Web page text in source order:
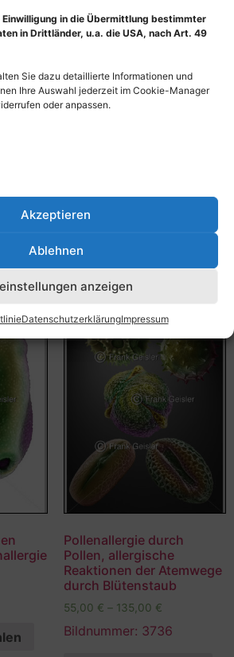
in die Übermittlung bestimmter
in Drittländer, u.a. die USA, nach Art. 49
Sie dazu detaillierte Informationen und
Ihre Auswahl jederzeit im Cookie-Manager
oder anpassen.
Akzeptieren
Ablehnen
anzeigen
DatenschutzerklärungImpressum
Bildnummer: 3910
Ausführung wählen
Pollenallergie durch
Pollen, allergische
Reaktionen der Atemwege
durch Blütenstaub
55,00 € – 135,00 €
Bildnummer: 3736